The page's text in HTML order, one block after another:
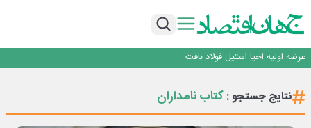
رونمایی فولاد غدیر نی ریز از سامانه ی « آقای پولاد»
نمایشگاهی برگزار می‌شود
عرضه اولیه احیا استیل فولاد بافت
ورق گرم مبارکه به پروژه های انتقال آب رسید
رونمایی فولاد غدیر نی ریز از سامانه ی « آقای پولاد»
نتایج جستجو :کتاب نامداران